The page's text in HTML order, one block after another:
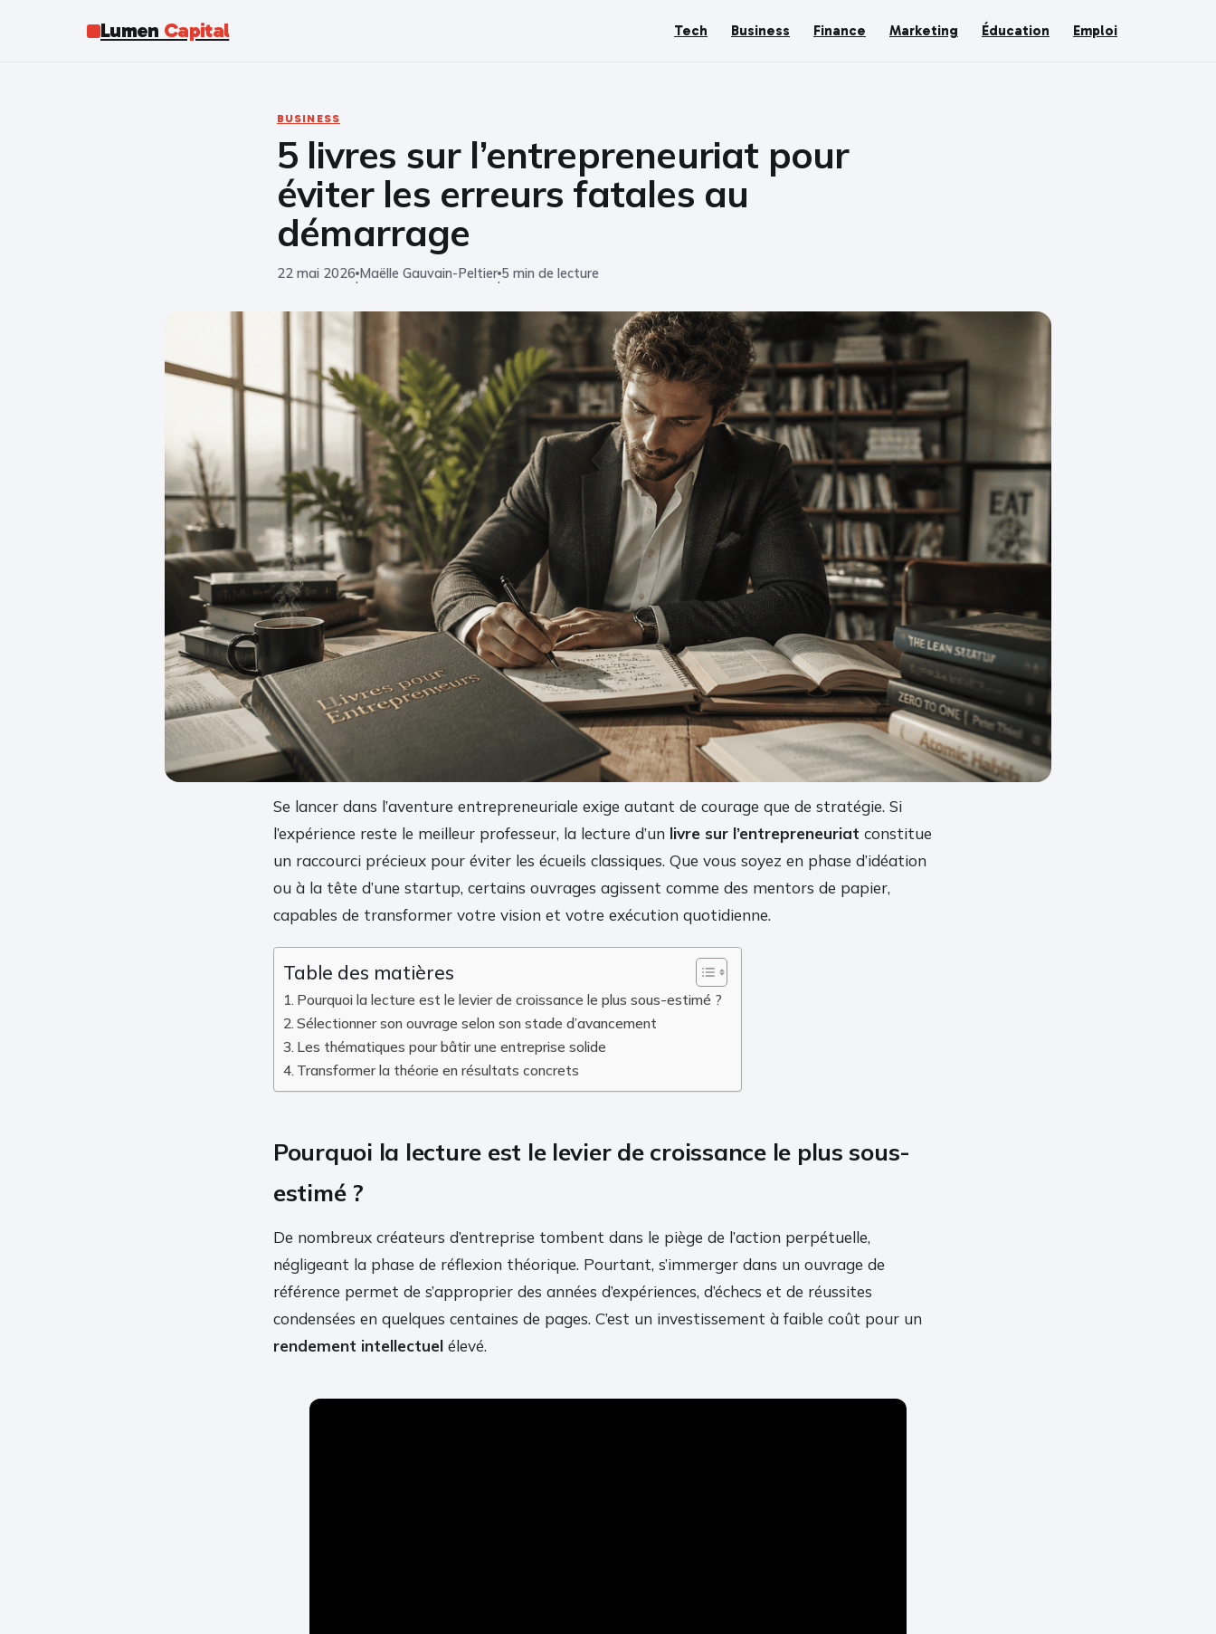
Lumen Capital Tech Business Finance Marketing Éducation Emploi
BUSINESS
5 livres sur l’entrepreneuriat pour
éviter les erreurs fatales au
démarrage
22 mai 2026
·
Maëlle Gauvain-Peltier
·
5 min de lecture
Se lancer dans l’aventure entrepreneuriale exige autant de courage que de stratégie. Si
l’expérience reste le meilleur professeur, la lecture d’un livre sur l’entrepreneuriat constitue
un raccourci précieux pour éviter les écueils classiques. Que vous soyez en phase d’idéation
ou à la tête d’une startup, certains ouvrages agissent comme des mentors de papier,
capables de transformer votre vision et votre exécution quotidienne.
Table des matières
Pourquoi la lecture est le levier de croissance le plus sous-estimé ?
Sélectionner son ouvrage selon son stade d’avancement
Les thématiques pour bâtir une entreprise solide
Transformer la théorie en résultats concrets
Pourquoi la lecture est le levier de croissance le plus sous-
estimé ?
De nombreux créateurs d’entreprise tombent dans le piège de l’action perpétuelle,
négligeant la phase de réflexion théorique. Pourtant, s’immerger dans un ouvrage de
référence permet de s’approprier des années d’expériences, d’échecs et de réussites
condensées en quelques centaines de pages. C’est un investissement à faible coût pour un
rendement intellectuel élevé.